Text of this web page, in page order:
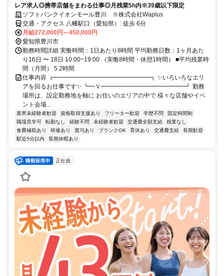
レア求人◎携帯店舗をまわる仕事◎月残業5h内※39歳以下限定
ソフトバンクイオンモール豊川 ※株式会社Waplus
交通・アクセス 八幡駅口（愛知県）: 徒歩 6分
月給272,000円～450,000円
愛知県豊川市
勤務時間詳細 実働時間：1日あたり8時間 平均勤務日数：1ヶ月あた
り16日 〜 18日 10:00~19:00 （実働8時間・休憩1時間） ■平均残業時
間（月間） 5.2時間
仕事内容 ┏━━━━━━━━━━━━━━━━┓ ✨いろいろなエリ
アを回るお仕事です✨ ┗━Ｖ━━━━━━━━━━━━━━┛ 勤務
場所は、設定勤務地を軸に お住いのエリアの中で 様々な店舗やイベ
ント会場...
業界未経験者歓迎 資格取得支援あり フリーター歓迎 学歴不問
固定時間制
職場見学可
転勤なし 経験不問 未経験者歓迎 交通費全額支給
残業なし
食費補助あり
研修あり 賞与あり ブランクOK 育休あり 交通費支給
長期歓迎
駅近5分以内
長期休暇あり
正社員